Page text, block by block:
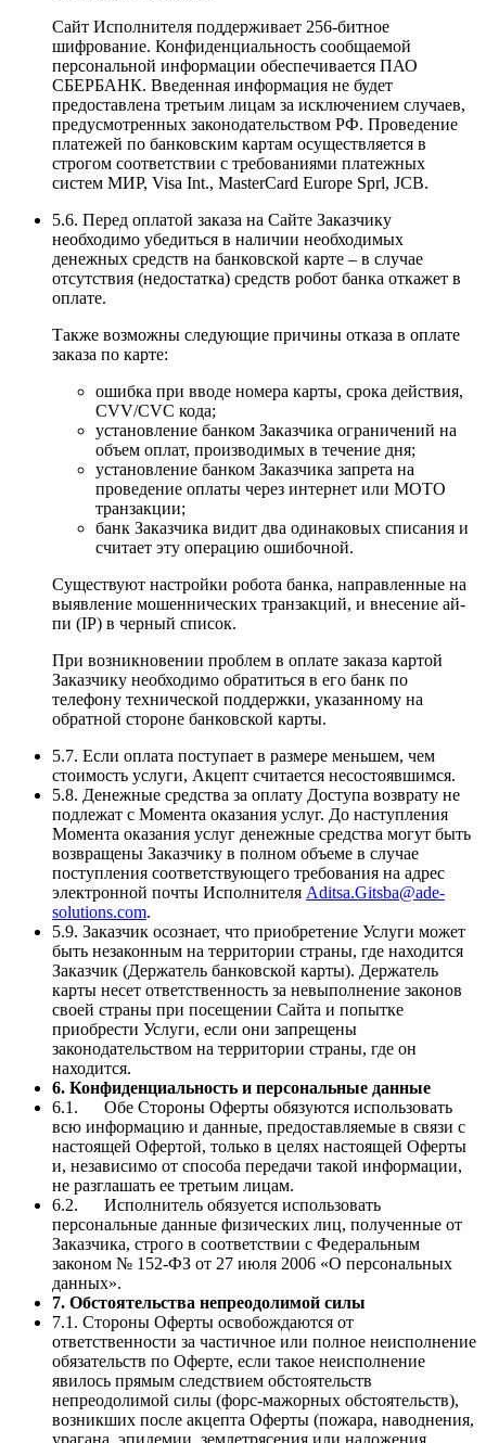
Сайт Исполнителя поддерживает 256-битное
шифрование. Конфиденциальность сообщаемой
персональной информации обеспечивается ПАО
СБЕРБАНК. Введенная информация не будет
предоставлена третьим лицам за исключением случаев,
предусмотренных законодательством РФ. Проведение
платежей по банковским картам осуществляется в
строгом соответствии с требованиями платежных
систем МИР, Visa Int., MasterCard Europe Sprl, JCB.
5.6. Перед оплатой заказа на Сайте Заказчику
необходимо убедиться в наличии необходимых
денежных средств на банковской карте – в случае
отсутствия (недостатка) средств робот банка откажет в
оплате.
Также возможны следующие причины отказа в оплате
заказа по карте:
ошибка при вводе номера карты, срока действия,
CVV/CVC кода;
установление банком Заказчика ограничений на
объем оплат, производимых в течение дня;
установление банком Заказчика запрета на
проведение оплаты через интернет или MOTO
транзакции;
банк Заказчика видит два одинаковых списания и
считает эту операцию ошибочной.
Существуют настройки робота банка, направленные на
выявление мошеннических транзакций, и внесение ай-
пи (IP) в черный список.
При возникновении проблем в оплате заказа картой
Заказчику необходимо обратиться в его банк по
телефону технической поддержки, указанному на
обратной стороне банковской карты.
5.7. Если оплата поступает в размере меньшем, чем
стоимость услуги, Акцепт считается несостоявшимся.
5.8. Денежные средства за оплату Доступа возврату не
подлежат с Момента оказания услуг. До наступления
Момента оказания услуг денежные средства могут быть
возвращены Заказчику в полном объеме в случае
поступления соответствующего требования на адрес
электронной почты Исполнителя Aditsa.Gitsba@ade-
solutions.com.
5.9. Заказчик осознает, что приобретение Услуги может
быть незаконным на территории страны, где находится
Заказчик (Держатель банковской карты). Держатель
карты несет ответственность за невыполнение законов
своей страны при посещении Сайта и попытке
приобрести Услуги, если они запрещены
законодательством на территории страны, где он
находится.
6. Конфиденциальность и персональные данные
6.1. Обе Стороны Оферты обязуются использовать
всю информацию и данные, предоставляемые в связи с
настоящей Офертой, только в целях настоящей Оферты
и, независимо от способа передачи такой информации,
не разглашать ее третьим лицам.
6.2. Исполнитель обязуется использовать
персональные данные физических лиц, полученные от
Заказчика, строго в соответствии с Федеральным
законом № 152-ФЗ от 27 июля 2006 «О персональных
данных».
7. Обстоятельства непреодолимой силы
7.1. Стороны Оферты освобождаются от
ответственности за частичное или полное неисполнение
обязательств по Оферте, если такое неисполнение
явилось прямым следствием обстоятельств
непреодолимой силы (форс-мажорных обстоятельств),
возникших после акцепта Оферты (пожара, наводнения,
урагана, эпидемии, землетрясения или наложения